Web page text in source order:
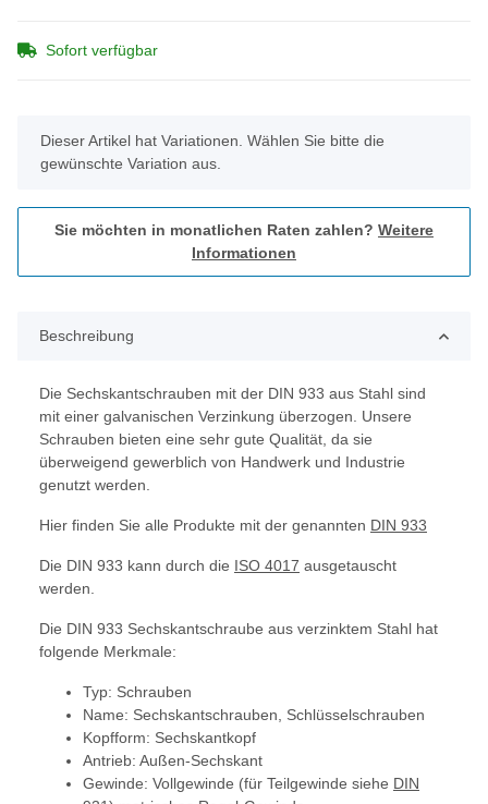
Sofort verfügbar
x
Dieser Artikel hat Variationen. Wählen Sie bitte die
gewünschte Variation aus.
Sie möchten in monatlichen Raten zahlen? Weitere
Informationen
Beschreibung
Die Sechskantschrauben mit der DIN 933 aus Stahl sind
mit einer galvanischen Verzinkung überzogen. Unsere
Schrauben bieten eine sehr gute Qualität, da sie
überweigend gewerblich von Handwerk und Industrie
genutzt werden.
Hier finden Sie alle Produkte mit der genannten DIN 933
Die DIN 933 kann durch die ISO 4017 ausgetauscht
werden.
Die DIN 933 Sechskantschraube aus verzinktem Stahl hat
folgende Merkmale:
Typ: Schrauben
Name: Sechskantschrauben, Schlüsselschrauben
Kopfform: Sechskantkopf
Antrieb: Außen-Sechskant
Gewinde: Vollgewinde (für Teilgewinde siehe DIN